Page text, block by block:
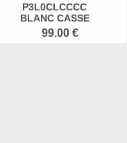
P3L0CLCCCC
BLANC CASSE
99.00 €